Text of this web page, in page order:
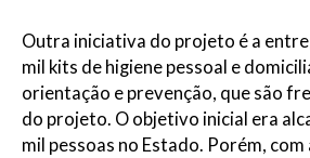
Outra iniciativa do projeto é a
mil kits de higiene pessoal e
orientação e prevenção, que são
do projeto. O objetivo inicial era
mil pessoas no Estado. Porém, com